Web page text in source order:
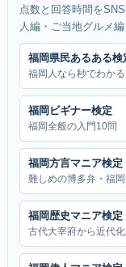
点数と回答時間を
人編・ご当地グルメ
福岡県民あるある検
福岡人なら秒でわか
福岡ビギナー検定
福岡全般の入門10問
福岡方言マニア検定
難しめの博多弁・福
福岡歴史マニア検定
古代大宰府から近代